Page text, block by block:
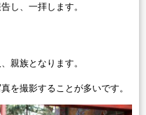
し、一拝します。
親族となります。
を撮影することが多いです。